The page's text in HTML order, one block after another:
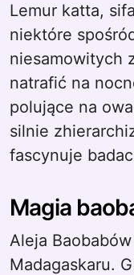
Lemur katta,
niektóre
niesamowitych
natrafić na
polujące na
silnie
fascynuje
Magia
Aleja
Madagaskaru.